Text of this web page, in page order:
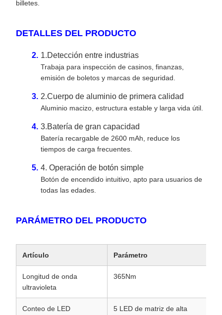
billetes.
DETALLES DEL PRODUCTO
1.Detección entre industrias
Trabaja para inspección de casinos, finanzas,
emisión de boletos y marcas de seguridad.
2.Cuerpo de aluminio de primera calidad
Aluminio macizo, estructura estable y larga vida útil.
3.Batería de gran capacidad
Batería recargable de 2600 mAh, reduce los
tiempos de carga frecuentes.
4. Operación de botón simple
Botón de encendido intuitivo, apto para usuarios de
todas las edades.
PARÁMETRO DEL PRODUCTO
Artículo Parámetro
Longitud de onda
ultravioleta
365Nm
Conteo de LED
5 LED de matriz de alta